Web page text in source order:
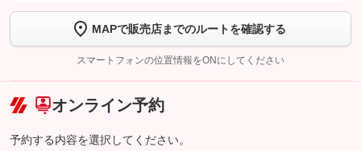
トーク画面で
ボタンをタップして問い合わせを
完了してください。
こちら
MAPで販売店までのルートを確認する
スマートフォンの位置情報をONにしてください
オンライン予約
予約する内容を選択してください。